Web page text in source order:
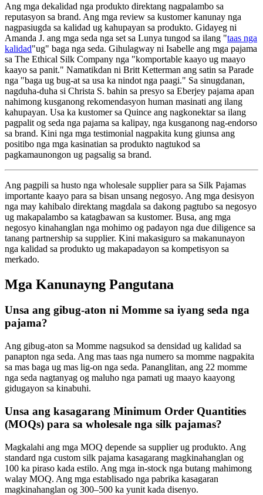
Ang mga dekalidad nga produkto direktang nagpalambo sa
reputasyon sa brand. Ang mga review sa kustomer kanunay nga
nagpasiugda sa kalidad ug kahupayan sa produkto. Gidayeg ni
Amanda J. ang mga seda nga set sa Lunya tungod sa ilang "taas nga
kalidad"ug" baga nga seda. Gihulagway ni Isabelle ang mga pajama
sa The Ethical Silk Company nga "komportable kaayo ug maayo
kaayo sa panit." Namatikdan ni Britt Ketterman ang satin sa Parade
nga "baga ug bug-at sa usa ka nindot nga paagi." Sa sinugdanan,
nagduha-duha si Christa S. bahin sa presyo sa Eberjey pajama apan
nahimong kusganong rekomendasyon human masinati ang ilang
kahupayan. Usa ka kustomer sa Quince ang nagkonektar sa ilang
pagpalit og seda nga pajama sa kalipay, nga kusganong nag-endorso
sa brand. Kini nga mga testimonial nagpakita kung giunsa ang
positibo nga mga kasinatian sa produkto nagtukod sa
pagkamaunongon ug pagsalig sa brand.
Ang pagpili sa husto nga wholesale supplier para sa Silk Pajamas
importante kaayo para sa bisan unsang negosyo. Ang mga desisyon
nga may kahibalo direktang magdala sa dakong pagtubo sa negosyo
ug makapalambo sa katagbawan sa kustomer. Busa, ang mga
negosyo kinahanglan nga mohimo og padayon nga due diligence sa
tanang partnership sa supplier. Kini makasiguro sa makanunayon
nga kalidad sa produkto ug makapadayon sa kompetisyon sa
merkado.
Mga Kanunayng Pangutana
Unsa ang gibug-aton ni Momme sa iyang seda nga
pajama?
Ang gibug-aton sa Momme nagsukod sa densidad ug kalidad sa
panapton nga seda. Ang mas taas nga numero sa momme nagpakita
sa mas baga ug mas lig-on nga seda. Pananglitan, ang 22 momme
nga seda nagtanyag og maluho nga pamati ug maayo kaayong
gidugayon sa kinabuhi.
Unsa ang kasagarang Minimum Order Quantities
(MOQs) para sa wholesale nga silk pajamas?
Magkalahi ang mga MOQ depende sa supplier ug produkto. Ang
standard nga custom silk pajama kasagarang magkinahanglan og
100 ka piraso kada estilo. Ang mga in-stock nga butang mahimong
walay MOQ. Ang mga establisado nga pabrika kasagaran
magkinahanglan og 300–500 ka yunit kada disenyo.